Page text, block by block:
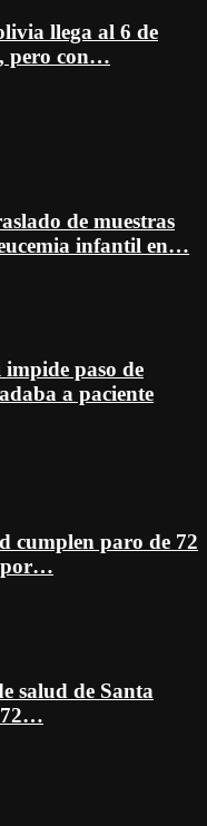
llega al 6 de
pero con…
de muestras
infantil en…
paso de
a paciente
cumplen paro de 72
por…
salud de Santa
72…